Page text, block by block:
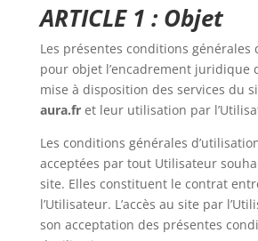
ARTICLE 1 : Objet
Les présentes conditions générales
pour objet l’encadrement juridique
mise à disposition des services du
aura.fret leur utilisation par
Les conditions générales
acceptées par tout Utilisateur
site. Elles constituent le contrat
l’Utilisateur. L’accès au site par
son acceptation des présentes